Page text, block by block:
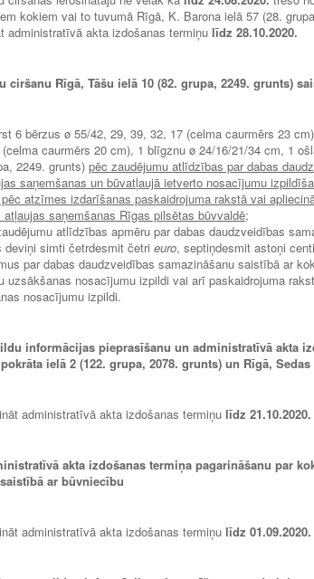
kokiem vai to tuvumā Rīgā, K. Barona ielā 57 (28.
administratīvā akta izdošanas termiņu līdz 28.10.2020.
ciršanu Rīgā, Tāšu ielā 10 (82. grupa, 2249. grunts)
6 bērzus ø 55/42, 29, 39, 32, 17 (celma caurmērs 23
caurmērs 20 cm), 1 blīgznu ø 24/16/21/34 cm, 1
2249. grunts) pēc zaudējumu atlīdzības par dabas
saņemšanas un būvatļaujā ietverto nosacījumu
atzīmes izdarīšanas paskaidrojuma rakstā vai
atļaujas saņemšanas Rīgas pilsētas būvvaldē;
atlīdzības apmēru par dabas daudzveidības
deviņi simti četrdesmit četri euro, septiņdesmit astoņi
par dabas daudzveidības samazināšanu saistībā ar
uzsākšanas nosacījumu izpildi vai arī paskaidrojuma
nosacījumu izpildi.
informācijas pieprasīšanu un administratīvā akta
ielā 2 (122. grupa, 2078. grunts) un Rīgā,
administratīvā akta izdošanas termiņu līdz 21.10.2020.
akta izdošanas termiņa pagarināšanu par
ar būvniecību
administratīvā akta izdošanas termiņu līdz 01.09.2020.